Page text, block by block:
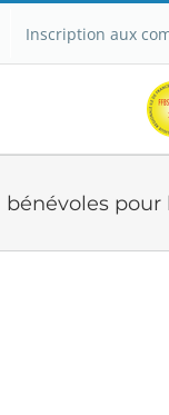
Inscription aux
pour